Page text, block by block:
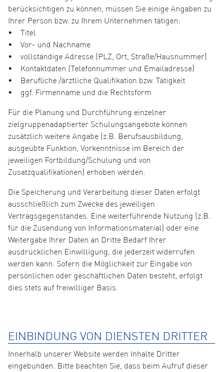
berücksichtigen zu können, müssen Sie einige Angaben zu
Ihrer Person bzw. zu Ihrem Unternehmen tätigen:
• Titel
• Vor- und Nachname
• vollständige Adresse (PLZ, Ort, Straße/Hausnummer)
• Kontaktdaten (Telefonnummer und Emailadresse)
• Berufliche /ärztliche Qualifikation bzw. Tätigkeit
• ggf. Firmenname und die Rechtsform
Für die Planung und Durchführung einzelner
zielgruppenadaptierter Schulungsangebote können
zusätzlich weitere Angabe (z.B. Berufsausbildung,
ausgeübte Funktion, Vorkenntnisse im Bereich der
jeweiligen Fortbildung/Schulung und von
Zusatzqualifikationen) erhoben werden.
Die Speicherung und Verarbeitung dieser Daten erfolgt
ausschließlich zum Zwecke des jeweiligen
Vertragsgegenstandes. Eine weiterführende Nutzung (z.B.
für die Zusendung von Informationsmaterial) oder eine
Weitergabe Ihrer Daten an Dritte Bedarf Ihrer
ausdrücklichen Einwilligung, die jederzeit widerrufen
werden kann. Sofern die Möglichkeit zur Eingabe von
persönlichen oder geschäftlichen Daten besteht, erfolgt
dies stets auf freiwilliger Basis.
EINBINDUNG VON DIENSTEN DRITTER
Innerhalb unserer Website werden Inhalte Dritter
eingebunden. Bitte beachten Sie, dass beim Aufruf dieser